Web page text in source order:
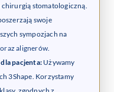
stomatologiczną.
swoje
sympozjach na
alignerów
pacjenta: Używamy
3Shape. Korzystamy
zgodnych z